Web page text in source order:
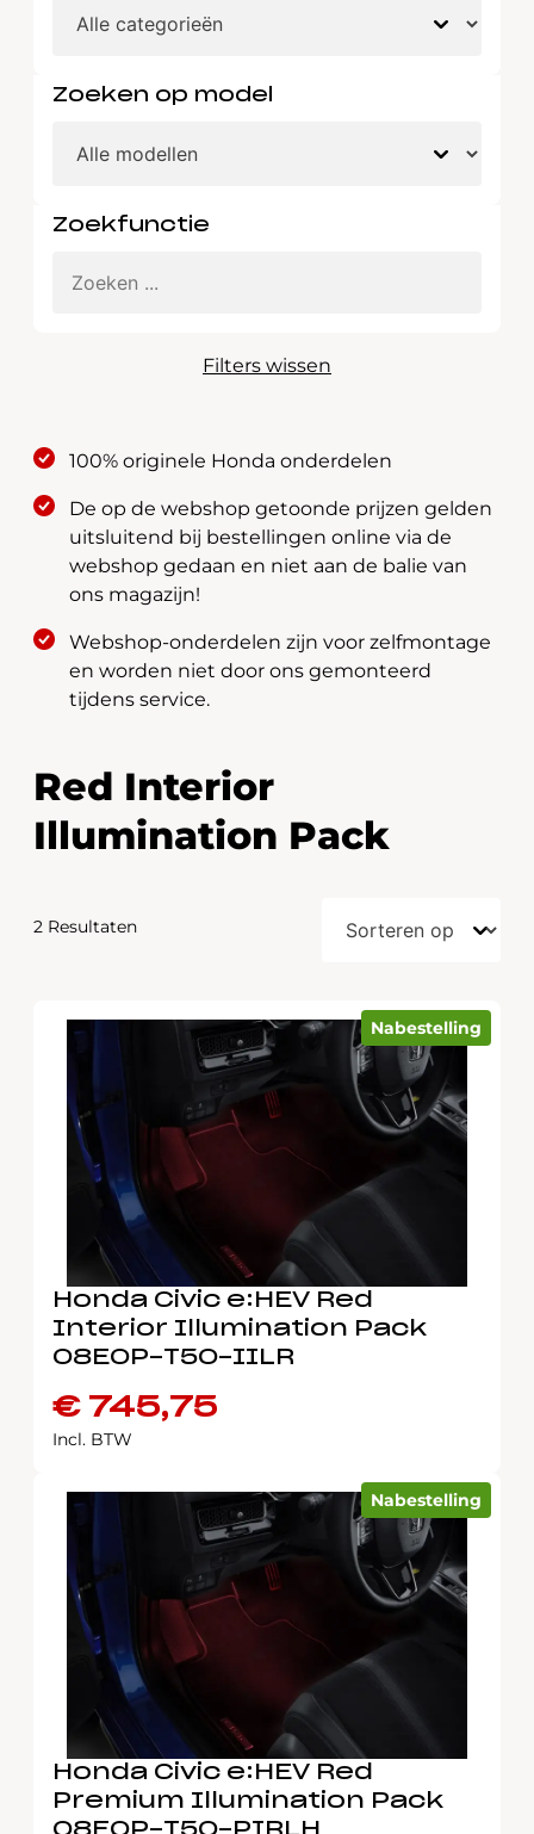
Zoeken op model
Zoekfunctie
Filters wissen
100% originele Honda onderdelen
De op de webshop getoonde prijzen gelden
uitsluitend bij bestellingen online via de
webshop gedaan en niet aan de balie van
ons magazijn!
Webshop-onderdelen zijn voor zelfmontage
en worden niet door ons gemonteerd
tijdens service.
Red Interior
Illumination Pack
2 Resultaten
Nabestelling
Honda Civic e:HEV Red
Interior Illumination Pack
08E0P-T50-IILR
€745,75
Incl. BTW
Nabestelling
Honda Civic e:HEV Red
Premium Illumination Pack